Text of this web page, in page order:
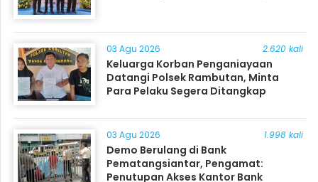
03 Agu 2026 2.620 kali
Keluarga Korban Penganiayaan
Datangi Polsek Rambutan, Minta
Para Pelaku Segera Ditangkap
03 Agu 2026 1.998 kali
Demo Berulang di Bank
Pematangsiantar, Pengamat:
Penutupan Akses Kantor Bank